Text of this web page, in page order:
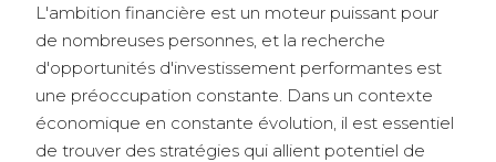
L'ambition financière est un moteur puissant pour
de nombreuses personnes, et la recherche
d'opportunités d'investissement performantes est
une préoccupation constante. Dans un contexte
économique en constante évolution, il est essentiel
de trouver des stratégies qui allient potentiel de